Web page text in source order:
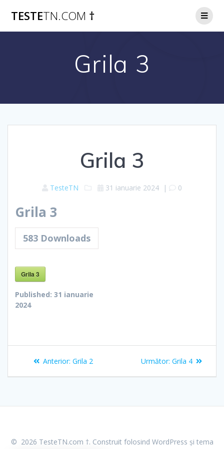
TESTETN.COM †
Grila 3
Grila 3
TesteTN 31 ianuarie 2024 | 0
Grila 3
583 Downloads
Grila 3
Published: 31 ianuarie
2024
Navigare
în
Anterior: Articolul
Grila 2 Următor: Articolul
Grila 4
© 2026 TesteTN.com †. Construit folosind WordPress și tema